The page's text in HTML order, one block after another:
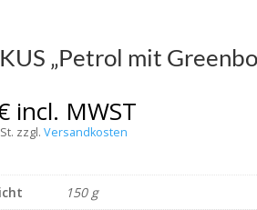
„Petrol mit
incl. MWST
zzgl. Versandkosten
150 g